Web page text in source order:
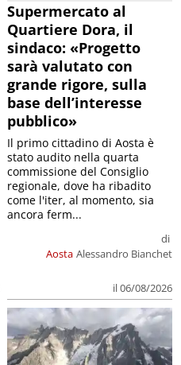
Supermercato al
Quartiere Dora, il
sindaco: «Progetto
sarà valutato con
grande rigore, sulla
base dell’interesse
pubblico»
Aosta
di
Alessandro Bianchet
il 06/08/2026
Il primo cittadino di Aosta è
stato audito nella quarta
commissione del Consiglio
regionale, dove ha ribadito
come l'iter, al momento, sia
ancora ferm...